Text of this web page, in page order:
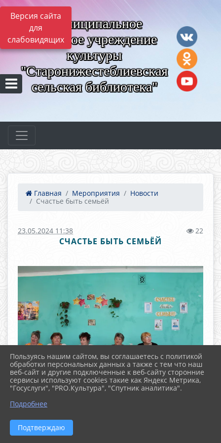
Версия сайта
для
слабовидящих
Муниципальное
казённое учреждение
культуры
"Старонижестеблиевская
сельская библиотека"
Главная Мероприятия
Новости
Счастье быть семьёй
23.05.2024 11:38 22
СЧАСТЬЕ БЫТЬ СЕМЬЁЙ
Пользуясь нашим сайтом, вы соглашаетесь с политикой
обработки персональных данных а также с тем что наш
веб-сайт и другие подключенные к веб-сайту сторонние
сервисы используют cookies такие как Яндекс Метрика,
"Госуслуги", "PRO.Культура", "Спутник аналитика".
Подробнее
Подтверждаю